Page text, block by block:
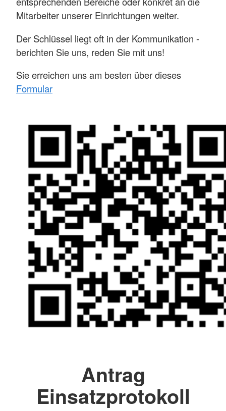
Mitarbeiter unserer Einrichtungen weiter.
Der Schlüssel liegt oft in der Kommunikation -
berichten Sie uns, reden Sie mit uns!
Sie erreichen uns am besten über dieses
Formular
Antrag
Einsatzprotokoll